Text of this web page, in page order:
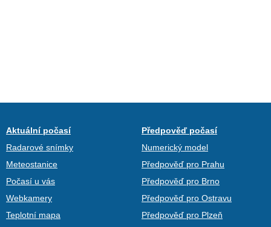
Aktuální počasí
Radarové snímky
Meteostanice
Počasí u vás
Webkamery
Teplotní mapa
Předpověď počasí
Numerický model
Předpověď pro Prahu
Předpověď pro Brno
Předpověď pro Ostravu
Předpověď pro Plzeň